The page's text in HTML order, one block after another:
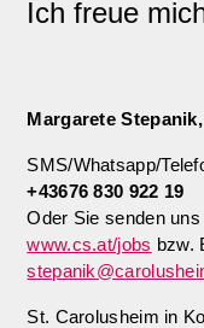
Ich freue
Margarete
SMS/Whatsapp/
+43676 830 922 19
Oder Sie senden
www.cs.at/jobs bzw.
St. Carolusheim in